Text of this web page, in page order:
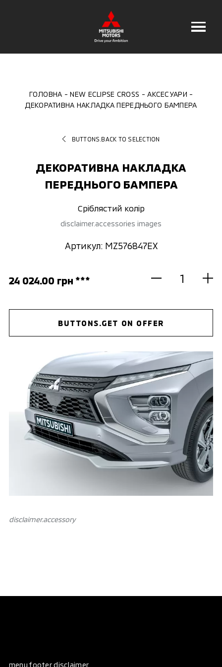
ГОЛОВНА NEW ECLIPSE CROSS
АКСЕСУАРИ
ДЕКОРАТИВНА НАКЛАДКА ПЕРЕДНЬОГО БАМПЕРА
BUTTONS.BACK TO SELECTION
ДЕКОРАТИВНА НАКЛАДКА
ПЕРЕДНЬОГО БАМПЕРА
Сріблястий колір
disclaimer.accessories images
Артикул: MZ576847EX
24 024.00 грн ***
BUTTONS.GET ON OFFER
disclaimer.аccessory
menu.footer disclaimer